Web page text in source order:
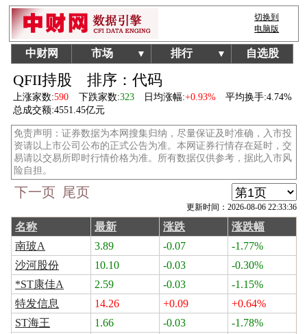
切换到
电脑版
中财网 市场 ▼ 排行 ▼ 自选股
QFII持股 排序：代码
上涨家数:590 下跌家数:323 日均涨幅:+0.93% 平均换手:4.74%
总成交额:4551.45亿元
免责声明：证券数据为本网搜集归纳，尽量保证及时准确，入市投
资请以上市公司公布的正式公告为准。本网证券行情存在延时，交
易请以交易所即时行情价格为准。所有数据仅供参考，据此入市风
险自担。
下一页 尾页
更新时间：2026-08-06 22:33:36
名称 最新 涨跌
涨跌幅
南玻A
3.89 -0.07
-1.77%
沙河股份
10.10 -0.03
-0.30%
*ST康佳A
2.59 -0.03
-1.15%
特发信息
14.26 +0.09
+0.64%
ST海王
1.66 -0.03
-1.78%